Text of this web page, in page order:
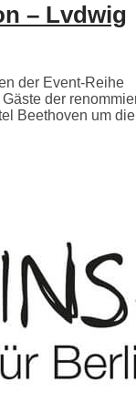
– Lvdwig
der Event-Reihe
der
Beethoven um die